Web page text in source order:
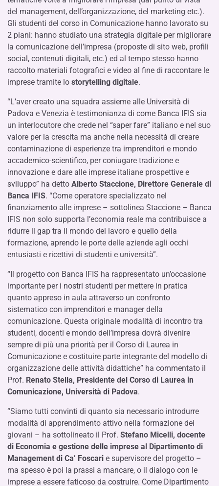
del management, dell’organizzazione, del marketing etc.).
Gli studenti del corso in Comunicazione hanno lavorato su
2 piani: hanno studiato una strategia digitale per migliorare
la comunicazione dell’impresa (proposte di sito web, profili
social, contenuti digitali, etc.) ed al tempo stesso hanno
raccolto materiali fotografici e video al fine di raccontare le
imprese tramite lo storytelling digitale.
“L’aver creato una squadra assieme alle Università di
Padova e Venezia è testimonianza di come Banca IFIS sia
un interlocutore che crede nel “saper fare” italiano e nel suo
valore per la crescita ma anche nella necessità di creare
contaminazione di esperienze tra imprenditori e mondo
accademico-scientifico, per coniugare tradizione e
innovazione e dare alle imprese italiane prospettive e
sviluppo” ha detto Alberto Staccione, Direttore Generale di
Banca IFIS. “Come operatore specializzato nel
finanziamento alle imprese – sottolinea Staccione – Banca
IFIS non solo supporta l’economia reale ma contribuisce a
ridurre il gap tra il mondo del lavoro e quello della
formazione, aprendo le porte delle aziende agli occhi
entusiasti e ricettivi di studenti e università”.
“Il progetto con Banca IFIS ha rappresentato un’occasione
importante per i nostri studenti per mettere in pratica
quanto appreso in aula attraverso un confronto
sistematico con imprenditori e manager della
comunicazione. Questa originale modalità di incontro tra
studenti, docenti e mondo dell’impresa dovrà divenire
sempre di più una priorità per il Corso di Laurea in
Comunicazione e costituire parte integrante del modello di
organizzazione delle attività didattiche” ha commentato il
Prof. Renato Stella, Presidente del Corso di Laurea in
Comunicazione, Università di Padova.
“Siamo tutti convinti di quanto sia necessario introdurre
modalità di apprendimento attivo nella formazione dei
giovani – ha sottolineato il Prof. Stefano Micelli, docente
di Economia e gestione delle imprese al Dipartimento di
Management di Ca’ Foscari e supervisore del progetto –
ma spesso è poi la prassi a mancare, o il dialogo con le
imprese a essere faticoso da costruire. Come Dipartimento